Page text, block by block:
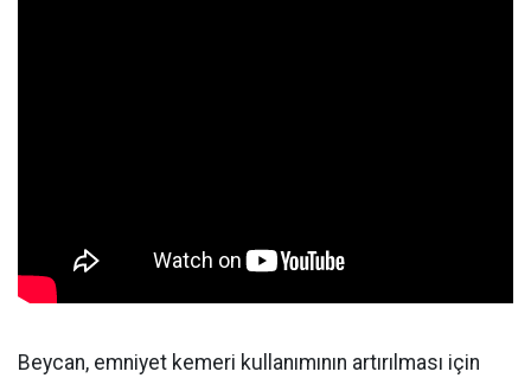
Beycan, emniyet kemeri kullanımının artırılması için